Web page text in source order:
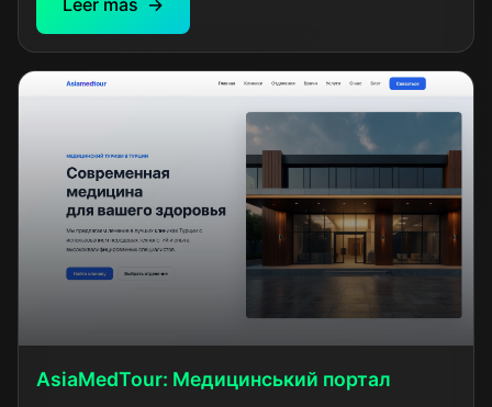
всю красу та складність цього виду творчості через
AsiaMedTour: Медицинський портал